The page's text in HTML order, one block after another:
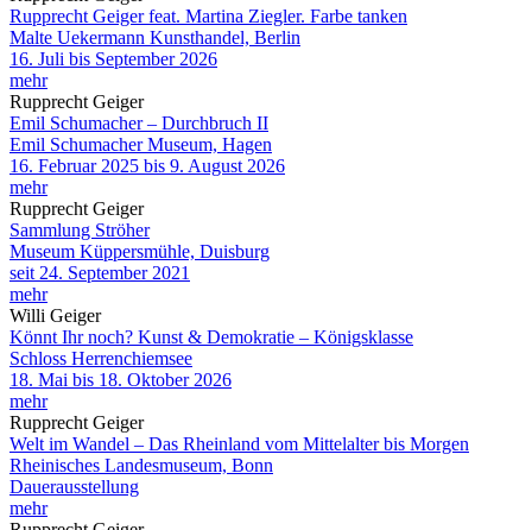
Rupprecht Geiger feat. Martina Ziegler. Farbe tanken
Malte Uekermann Kunsthandel, Berlin
16. Juli bis September 2026
mehr
Rupprecht Geiger
Emil Schumacher – Durchbruch II
Emil Schumacher Museum, Hagen
16. Februar 2025 bis 9. August 2026
mehr
Rupprecht Geiger
Sammlung Ströher
Museum Küppersmühle, Duisburg
seit 24. September 2021
mehr
Willi Geiger
Könnt Ihr noch? Kunst & Demokratie – Königsklasse
Schloss Herrenchiemsee
18. Mai bis 18. Oktober 2026
mehr
Rupprecht Geiger
Welt im Wandel – Das Rheinland vom Mittelalter bis Morgen
Rheinisches Landesmuseum, Bonn
Dauerausstellung
mehr